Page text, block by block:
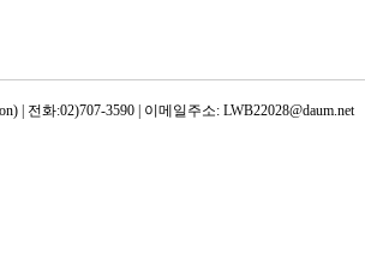
| 전화:02)707-3590 | 이메일주소: LWB22028@daum.net